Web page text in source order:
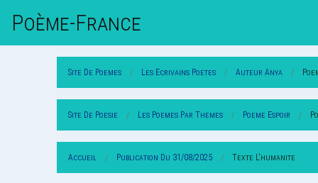
Poème-FrAnce
Site De Poemes Les Ecrivains Poetes Auteur Anya
Site De Poesie Les Poemes Par Themes Poeme Espoir
Accueil Publication Du 31/08/2025 Texte L'humanite